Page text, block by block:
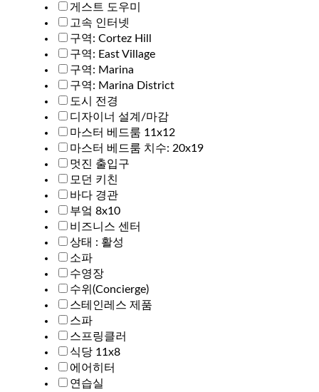
게스트 도우미
고속 인터넷
구역: Cortez Hill
구역: East Village
구역: Marina
구역: Marina District
도시 전경
디자이너 설계/마감
마스터 베드룸 11x12
마스터 베드룸 치수: 20x19
멋진 출입구
모던 키친
바다 경관
부엌 8x10
비즈니스 센터
상태 : 활성
소파
수영장
수위(Concierge)
스테인레스 제품
스파
스프링클러
식당 11x8
에어히터
연습실